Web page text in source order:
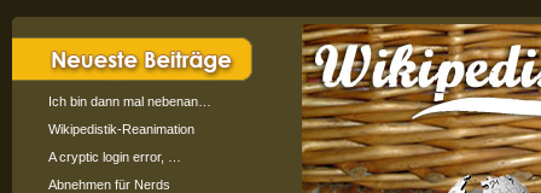
Ich bin dann mal nebenan…
Wikipedistik-Reanimation
A cryptic login error, …
Abnehmen für Nerds